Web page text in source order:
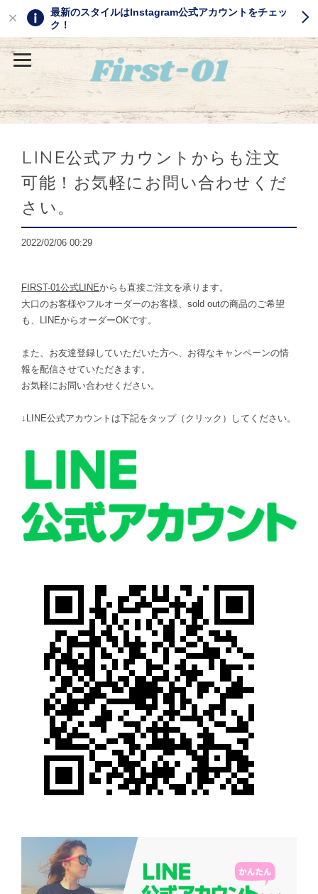
最新のスタイルはInstagram公式アカウントをチェッ
ク！
LINE公式アカウントからも注文
可能！お気軽にお問い合わせくだ
さい。
2022/02/06 00:29
FIRST-01公式LINEからも直接ご注文を承ります。
大口のお客様やフルオーダーのお客様、sold outの商品のご希望
も、LINEからオーダーOKです。
また、お友達登録していただいた方へ、お得なキャンペーンの情
報を配信させていただきます。
お気軽にお問い合わせください。
↓LINE公式アカウントは下記をタップ（クリック）してください。